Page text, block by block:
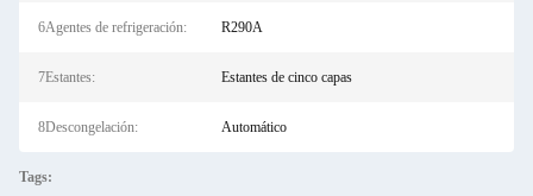
6Agentes de refrigeración: R290A
7Estantes: Estantes de cinco capas
8Descongelación: Automático
Tags: